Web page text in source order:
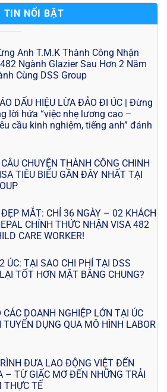
TIN NỔI BẬT
Anh T.M.K Thành Công Nhận
Ngành Glazier Sau Hơn 2 Năm
Cùng DSS Group
DẤU HIỆU LỪA ĐẢO ĐI ÚC | Đừng
lời hứa “việc nhẹ lương cao –
cầu kinh nghiệm, tiếng anh” đánh
CHUYỆN THÀNH CÔNG CHINH
TIÊU BIỂU GẦN ĐÂY NHẤT TẠI
MẮT: CHỈ 36 NGÀY – 02 KHÁCH
CHÍNH THỨC NHẬN VISA 482
CARE WORKER!
ÚC: TẠI SAO CHI PHÍ TẠI DSS
TỐT HƠN MẶT BẰNG CHUNG?
CÁC DOANH NGHIỆP LỚN TẠI ÚC
TUYỂN DỤNG QUA MÔ HÌNH LABOR
ĐƯA LAO ĐỘNG VIỆT ĐẾN
– TỪ GIẤC MƠ ĐẾN NHỮNG TRẢI
THỰC TẾ